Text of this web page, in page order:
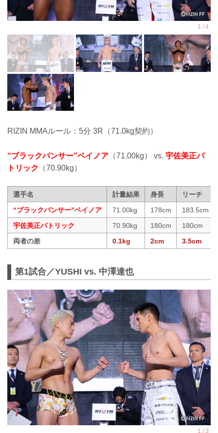
RIZIN MMAルール：5分 3R（71.0kg契約）
“ブラックパンサー”ベイノア （71.00kg） vs. 宇佐美正パ
トリック
（70.90kg）
選手名 計量結果 身長
リーチ
“ブラックパンサー”ベイノア
71.00kg 178cm
183.5cm
宇佐美正パトリック
70.90kg 180cm
180cm
両者の差
0.1kg 2cm 3.5cm
第1試合／YUSHI vs. 中澤達也